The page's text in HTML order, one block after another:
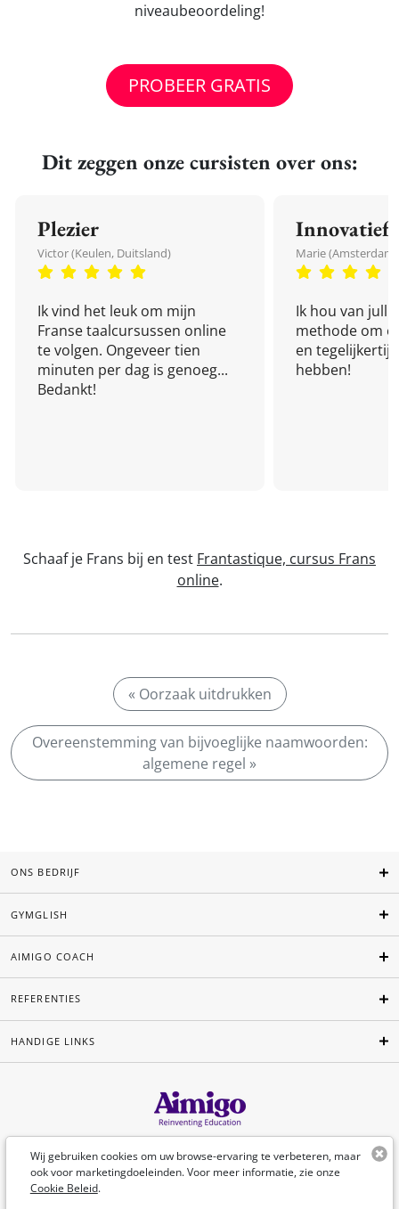
niveaubeoordeling!
PROBEER GRATIS
Dit zeggen onze cursisten over ons:
Plezier
Victor (Keulen, Duitsland)
Ik vind het leuk om mijn
Franse taalcursussen online
te volgen. Ongeveer tien
minuten per dag is genoeg...
Bedankt!
Innovatief
Marie
Ik hou van
methode om
en
hebben!
Schaaf je Frans bij en test Frantastique, cursus Frans
online.
« Oorzaak uitdrukken
Overeenstemming van bijvoeglijke naamwoorden:
algemene regel »
Wij gebruiken cookies om uw browse-ervaring te verbeteren, maar
ook voor marketingdoeleinden. Voor meer informatie, zie onze
Cookie Beleid.
ONS BEDRIJF
GYMGLISH
AIMIGO COACH
REFERENTIES
HANDIGE LINKS
Nederlands